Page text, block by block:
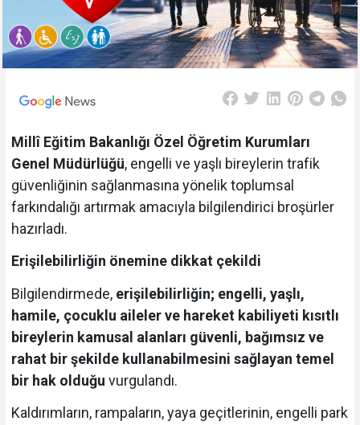
Millî Eğitim Bakanlığı Özel Öğretim Kurumları
Genel Müdürlüğü, engelli ve yaşlı bireylerin trafik
güvenliğinin sağlanmasına yönelik toplumsal
farkındalığı artırmak amacıyla bilgilendirici broşürler
hazırladı.
Erişilebilirliğin önemine dikkat çekildi
Bilgilendirmede, erişilebilirliğin; engelli, yaşlı,
hamile, çocuklu aileler ve hareket kabiliyeti kısıtlı
bireylerin kamusal alanları güvenli, bağımsız ve
rahat bir şekilde kullanabilmesini sağlayan temel
bir hak olduğu vurgulandı.
Kaldırımların, rampaların, yaya geçitlerinin, engelli park